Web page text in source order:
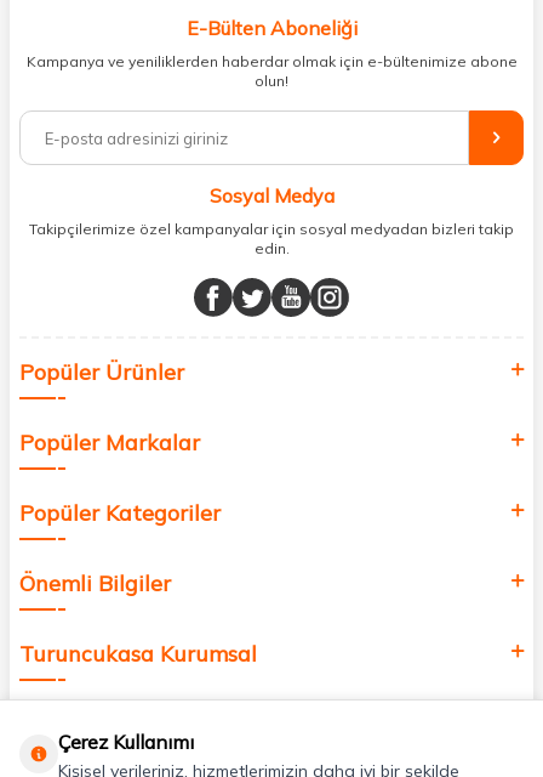
kişisel bakım hem de takviye edici gıda ürünlerini sizlerle
buluşturuyoruz. Artık mağaza mağaza dolaşmanıza gerek yok;
ihtiyacınız olan her şeyi tek bir çatı altında topluyor ve kapınıza kadar
%100 orijinal kozmetik ve sağlık ürünleriyle güzelliğinizi tamamlayabilir,
vücudunuzu desteklemek için güvenilir takviye edici gıdalara
minerallere kadar binlerce ürünü uygun fiyat ve hızlı kargo avantajıyla
sunuyoruz.
buluşturuyor ve online alışveriş deneyiminizi en iyi hale getiriyoruz.
Sağlık, güzellik ve iyi yaşam için aradığınız her şey burada!
değer katmak için bize katılın!
E-Bülten Aboneliği
Kampanya ve yeniliklerden haberdar olmak için e-bültenimize abone
olun!
Sosyal Medya
Takipçilerimize özel kampanyalar için sosyal medyadan bizleri takip
edin.
Popüler Ürünler
Popüler Markalar
Popüler Kategoriler
Önemli Bilgiler
Turuncukasa Kurumsal
Çerez Kullanımı
Kişisel verileriniz, hizmetlerimizin daha iyi bir şekilde